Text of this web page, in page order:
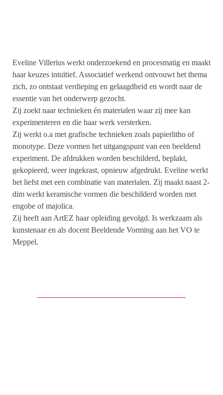
Eveline Villerius werkt onderzoekend en procesmatig en maakt
haar keuzes intuïtief. Associatief werkend ontvouwt het thema
zich, zo ontstaat verdieping en gelaagdheid en wordt naar de
essentie van het onderwerp gezocht.
Zij zoekt naar technieken én materialen waar zij mee kan
experimenteren en die haar werk versterken.
Zij werkt o.a met grafische technieken zoals papierlitho of
monotype. Deze vormen het uitgangspunt van een beeldend
experiment. De afdrukken worden beschilderd, beplakt,
gekopieerd, weer ingekrast, opnieuw afgedrukt. Eveline werkt
het liefst met een combinatie van materialen. Zij maakt naast 2-
dim werkt keramische vormen die beschilderd worden met
engobe of majolica.
Zij heeft aan ArtEZ haar opleiding gevolgd. Is werkzaam als
kunstenaar en als docent Beeldende Vorming aan het VO te
Meppel.